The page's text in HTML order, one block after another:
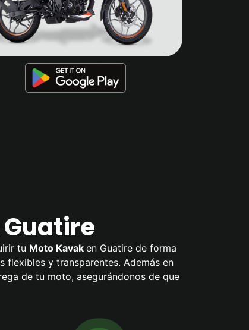
tu Moto Kavak en Guatire de forma
flexibles y transparentes. Además en
de tu moto, asegurándonos de que